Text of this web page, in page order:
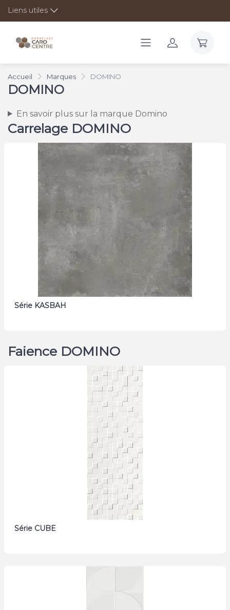
Liens utiles
Accueil Marques DOMINO
DOMINO
En savoir plus sur la marque Domino
Carrelage DOMINO
Série KASBAH
Faience DOMINO
Série CUBE